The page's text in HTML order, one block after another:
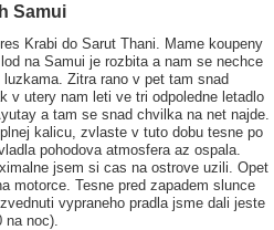
Samui
Krabi do Sarut Thani. Mame koupeny
na Samui je rozbita a nam se nechce
Zitra rano v pet tam snad
v utery nam leti ve tri odpoledne letadlo
a tam se snad chvilka na net najde.
kalicu, zvlaste v tuto dobu tesne po
pohodova atmosfera az ospala.
jsem si cas na ostrove uzili. Opet
motorce. Tesne pred zapadem slunce
vypraneho pradla jsme dali jeste
na noc).